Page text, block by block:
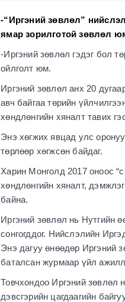
-“Иргэний зөвлөл”
ямар зорилготой зөвлөл
-Иргэний зөвлөл гэдэг бол
ойлголт юм.
Иргэний зөвлөл анх 20
авч байгаа төрийн
хөндлөнгийн хяналт тавих
Энэ хөгжих явцад улс
төрлөөр хөгжсөн байдаг.
Харин Монголд 2017 оноос
хөндлөнгийн хяналт,
байна.
Иргэний зөвлөл нь Нутгийн
сонгогддог. Нийслэлийн
Энэ дагуу өнөөдөр Иргэний
баталсан журмаар үйл
Товчхондоо Иргэний зөвлөл
дэвсгэрийн цагдаагийн